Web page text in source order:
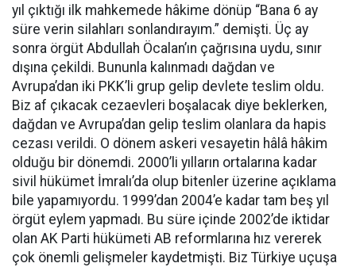
yıl çıktığı ilk mahkemede hâkime dönüp “Bana 6 ay
süre verin silahları sonlandırayım.” demişti. Üç ay
sonra örgüt Abdullah Öcalan’ın çağrısına uydu, sınır
dışına çekildi. Bununla kalınmadı dağdan ve
Avrupa’dan iki PKK’li grup gelip devlete teslim oldu.
Biz af çıkacak cezaevleri boşalacak diye beklerken,
dağdan ve Avrupa’dan gelip teslim olanlara da hapis
cezası verildi. O dönem askeri vesayetin hâlâ hâkim
olduğu bir dönemdi. 2000’li yılların ortalarına kadar
sivil hükümet İmralı’da olup bitenler üzerine açıklama
bile yapamıyordu. 1999’dan 2004’e kadar tam beş yıl
örgüt eylem yapmadı. Bu süre içinde 2002’de iktidar
olan AK Parti hükümeti AB reformlarına hız vererek
çok önemli gelişmeler kaydetmişti. Biz Türkiye uçuşa